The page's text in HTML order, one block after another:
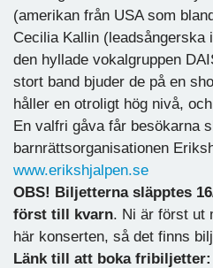
(amerikan från USA som
Cecilia Kallin (leadsångerska
den hyllade vokalgruppen
stort band bjuder de på en
håller en otroligt hög nivå,
En valfri gåva får besökarna
barnrättsorganisationen
www.erikshjalpen.se
OBS! Biljetterna släpptes
först till kvarn. Ni är först ut
här konserten, så det finns
Länk till att boka fribiljetter: